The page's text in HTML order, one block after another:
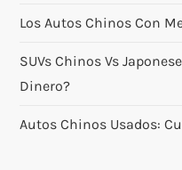
r
a
Los Autos Chinos Con
SUVs Chinos Vs
Dinero?
Autos Chinos Usados: